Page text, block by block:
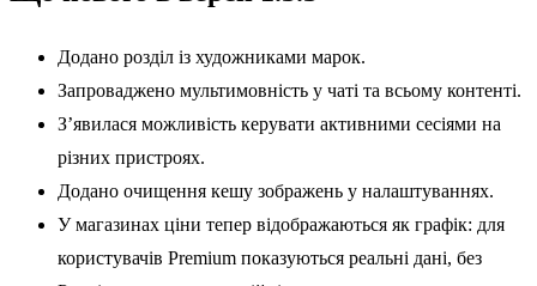
Додано розділ із художниками марок.
Запроваджено мультимовність у чаті та всьому контенті.
З’явилася можливість керувати активними сесіями на
різних пристроях.
Додано очищення кешу зображень у налаштуваннях.
У магазинах ціни тепер відображаються як графік: для
користувачів Premium показуються реальні дані, без